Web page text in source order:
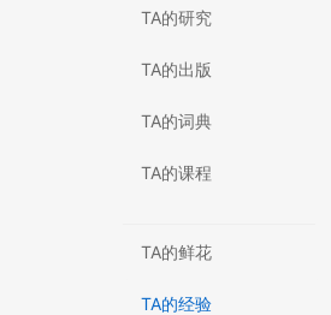
TA的研究
TA的出版
TA的词典
TA的课程
TA的鲜花
TA的经验